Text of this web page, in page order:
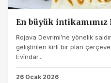
En büyük
Rojava Devrimi’ne yönelik
geliştirilen kirli bir plan
Evîndar...
26 Ocak 2026